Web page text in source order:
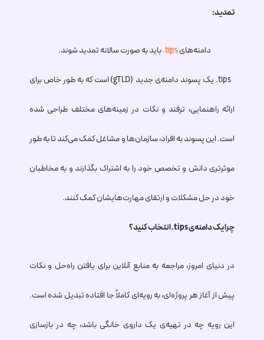
تمدید:
دامنه‌های.tipsباید به صورت سالانه تمدید شوند.
.tips یک پسوند دامنه‌ی جدید (gTLD) است که به طور خاص برای
ارائه راهنمایی، ترفند و نکات در زمینه‌های مختلف طراحی شده
است. این پسوند به افراد، سازمان‌ها و مشاغل کمک می‌کند تا به طور
موثرتری دانش و تخصص خود را به اشتراک بگذارند و به مخاطبان
خود در حل مشکلات و ارتقای مهارت‌هایشان کمک کنند.
چرا یک دامنه‌ی.tipsانتخاب کنید؟
در دنیای امروز، مراجعه به منابع آنلاین برای یافتن راه‌حل و نکات
پیش از آغاز هر پروژه‌ای، به رویه‌ای کاملاً جا افتاده تبدیل شده است.
این رویه چه در تهیه‌ی یک داروی خانگی باشد، چه در بازسازی